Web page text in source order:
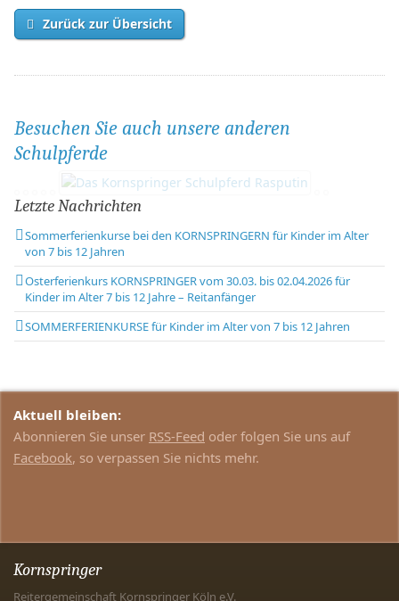
Zurück zur Übersicht
Besuchen Sie auch unsere anderen
Schulpferde
Letzte Nachrichten
Sommerferienkurse bei den KORNSPRINGERN für Kinder im Alter
von 7 bis 12 Jahren
Osterferienkurs KORNSPRINGER vom 30.03. bis 02.04.2026 für
Kinder im Alter 7 bis 12 Jahre – Reitanfänger
SOMMERFERIENKURSE für Kinder im Alter von 7 bis 12 Jahren
Aktuell bleiben:
Abonnieren Sie unser RSS-Feed oder folgen Sie uns auf
Facebook, so verpassen Sie nichts mehr.
Kornspringer
Reitergemeinschaft Kornspringer Köln e.V.